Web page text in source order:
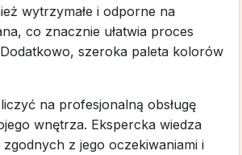
wytrzymałe i odporne na
co znacznie ułatwia proces
szeroka paleta kolorów
na profesjonalną obsługę
wnętrza. Ekspercka wiedza
z jego oczekiwaniami i